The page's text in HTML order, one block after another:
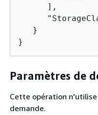
      ],
   }
}
Paramètres de
Cette opération
demande.